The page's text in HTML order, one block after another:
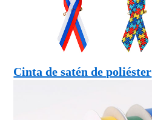
Cinta de satén de poliéster